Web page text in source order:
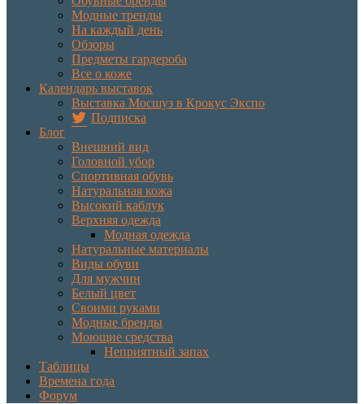
Модные тренды
На каждый день
Обзоры
Предметы гардероба
Все о коже
Календарь выставок
Выставка Мосшуз в Крокус Экспо
Подписка
Блог
Внешний вид
Головной убор
Спортивная обувь
Натуральная кожа
Высокий каблук
Верхняя одежда
Модная одежда
Натуральные материалы
Виды обуви
Для мужчин
Белый цвет
Своими руками
Модные бренды
Моющие средства
Неприятный запах
Таблицы
Времена года
Форум